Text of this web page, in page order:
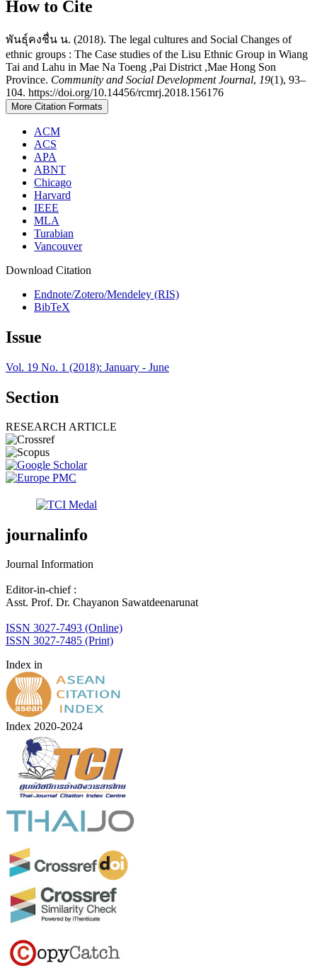
How to Cite
พันธุ์คงชื่น น. (2018). The legal cultures and Social Changes of
ethnic groups : The Case studies of the Lisu Ethnic Group in Wiang
Tai and Lahu in Mae Na Toeng ,Pai District ,Mae Hong Son
Province. Community and Social Development Journal, 19(1), 93–
104. https://doi.org/10.14456/rcmrj.2018.156176
More Citation Formats
ACM
ACS
APA
ABNT
Chicago
Harvard
IEEE
MLA
Turabian
Vancouver
Download Citation
Endnote/Zotero/Mendeley (RIS)
BibTeX
Issue
Vol. 19 No. 1 (2018): January - June
Section
RESEARCH ARTICLE
journalinfo
Journal Information
Editor-in-chief :
Asst. Prof. Dr. Chayanon Sawatdeenarunat
ISSN 3027-7493 (Online)
ISSN 3027-7485 (Print)
Index in
Index 2020-2024